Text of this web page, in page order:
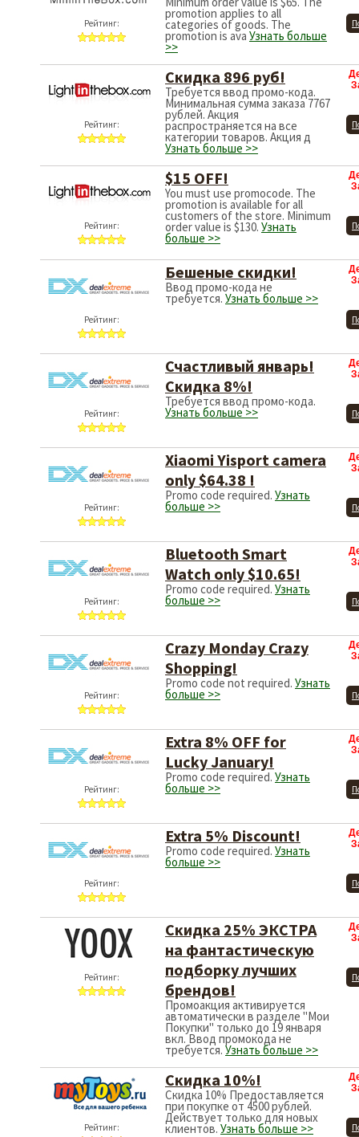
Рейтинг:
promotion applies to all
categories of goods. The
promotion is ava Узнать больше
>>
Рейтинг:
Скидка 896 руб!
Требуется ввод промо-кода.
Минимальная сумма заказа 7767
рублей. Акция
распространяется на все
категории товаров. Акция д
Узнать больше >>
Рейтинг:
$15 OFF!
You must use promocode. The
promotion is available for all
customers of the store. Minimum
order value is $130. Узнать
больше >>
Рейтинг:
Бешеные скидки!
Ввод промо-кода не
требуется. Узнать больше >>
Рейтинг:
Счастливый январь!
Скидка 8%!
Требуется ввод промо-кода.
Узнать больше >>
Рейтинг:
Xiaomi Yisport camera
only $64.38 !
Promo code required. Узнать
больше >>
Рейтинг:
Bluetooth Smart
Watch only $10.65!
Promo code required. Узнать
больше >>
Рейтинг:
Crazy Monday Crazy
Shopping!
Promo code not required. Узнать
больше >>
Рейтинг:
Extra 8% OFF for
Lucky January!
Promo code required. Узнать
больше >>
Рейтинг:
Extra 5% Discount!
Promo code required. Узнать
больше >>
Рейтинг:
Скидка 25% ЭКСТРА
на фантастическую
подборку лучших
брендов!
Промоакция активируется
автоматически в разделе "Мои
Покупки" только до 19 января
вкл. Ввод промокода не
требуется. Узнать больше >>
Рейтинг:
Скидка 10%!
Скидка 10% Предоставляется
при покупке от 4500 рублей.
Действует только для новых
клиентов. Узнать больше >>